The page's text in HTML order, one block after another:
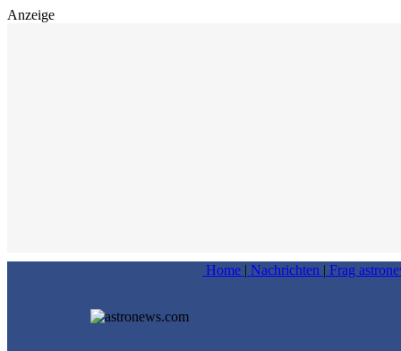
Anzeige
Home | Nachrichten | Frag